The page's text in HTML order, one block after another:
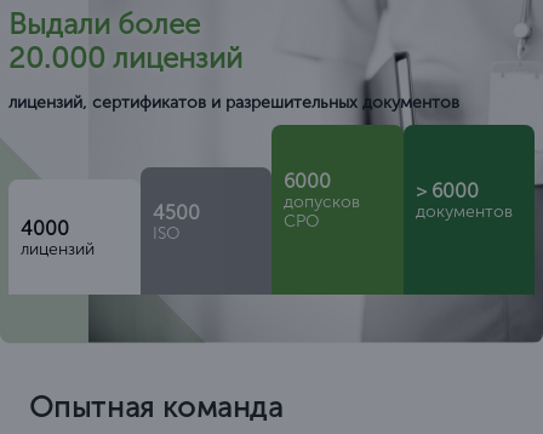
Выдали более
20.000 лицензий
лицензий, сертификатов и разрешительных документов
4000
лицензий
4500
ISO
6000
допусков
СРО
> 6000
документов
Опытная команда